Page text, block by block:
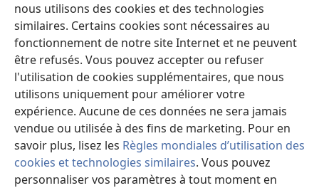
nous utilisons des cookies et des technologies
similaires. Certains cookies sont nécessaires au
fonctionnement de notre site Internet et ne peuvent
être refusés. Vous pouvez accepter ou refuser
l'utilisation de cookies supplémentaires, que nous
utilisons uniquement pour améliorer votre
expérience. Aucune de ces données ne sera jamais
vendue ou utilisée à des fins de marketing. Pour en
savoir plus, lisez les Règles mondiales d’utilisation des
cookies et technologies similaires. Vous pouvez
personnaliser vos paramètres à tout moment en
Rechercher
Dons
(ouvre
une
nouvelle
fenêtre)
Bibliothèque en ligne
(ouvre
une
nouvelleJW Hub ®
(ouvre
une
nouvelle
fenêtre)